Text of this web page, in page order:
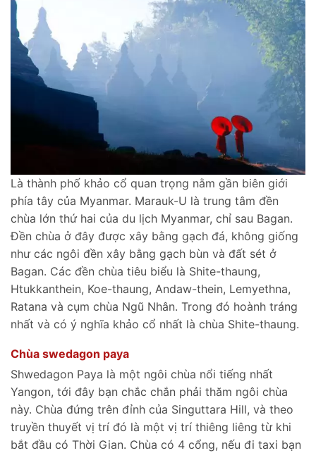
Là thành phố khảo cổ quan trọng nằm gần biên giới
phía tây của Myanmar. Marauk-U là trung tâm đền
chùa lớn thứ hai của du lịch Myanmar, chỉ sau Bagan.
Đền chùa ở đây được xây bằng gạch đá, không giống
như các ngôi đền xây bằng gạch bùn và đất sét ở
Bagan. Các đền chùa tiêu biểu là Shite-thaung,
Htukkanthein, Koe-thaung, Andaw-thein, Lemyethna,
Ratana và cụm chùa Ngũ Nhân. Trong đó hoành tráng
nhất và có ý nghĩa khảo cổ nhất là chùa Shite-thaung.
Chùa swedagon paya
Shwedagon Paya là một ngôi chùa nổi tiếng nhất
Yangon, tới đây bạn chắc chắn phải thăm ngôi chùa
này. Chùa đứng trên đỉnh của Singuttara Hill, và theo
truyền thuyết vị trí đó là một vị trí thiêng liêng từ khi
bắt đầu có Thời Gian. Chùa có 4 cổng, nếu đi taxi bạn